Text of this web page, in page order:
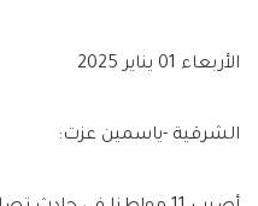
الأربعاء 01 يناير 2025
الشرقية -ياسمين عزت: